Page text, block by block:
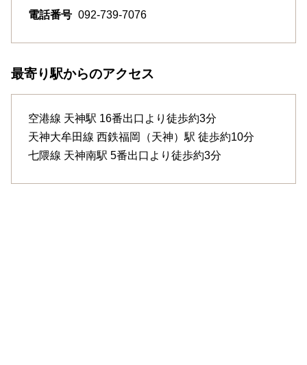
電話番号 092-739-7076
最寄り駅からのアクセス
空港線 天神駅 16番出口より徒歩約3分
天神大牟田線 西鉄福岡（天神）駅 徒歩約10分
七隈線 天神南駅 5番出口より徒歩約3分